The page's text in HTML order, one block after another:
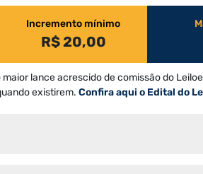
Incremento mínimo
R$ 20,00
lance acrescido de comissão do
existirem. Confira aqui o Edital do